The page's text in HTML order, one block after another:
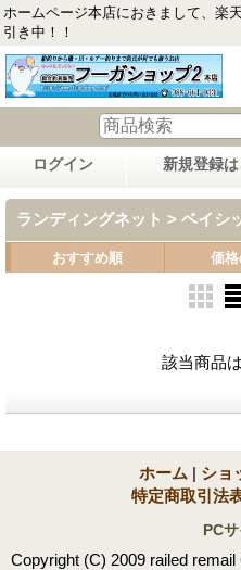
ホームページ本店におきまして、楽
引き中！！
ログイン 新規登録
ランディングネット > ベイシ
おすすめ順 価
該当商品
ホーム | ショ
特定商取引法
PCサ
Copyright (C) 2009 railed